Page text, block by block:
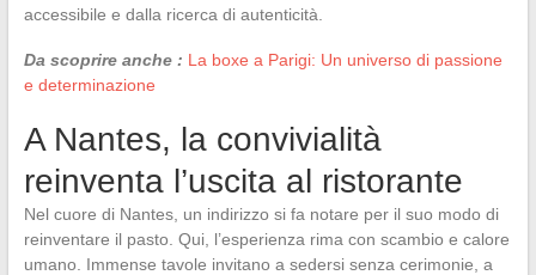
accessibile e dalla ricerca di autenticità.
Da scoprire anche : La boxe a Parigi: Un universo di passione
e determinazione
A Nantes, la convivialità
reinventa l’uscita al ristorante
Nel cuore di Nantes, un indirizzo si fa notare per il suo modo di
reinventare il pasto. Qui, l’esperienza rima con scambio e calore
umano. Immense tavole invitano a sedersi senza cerimonie, a